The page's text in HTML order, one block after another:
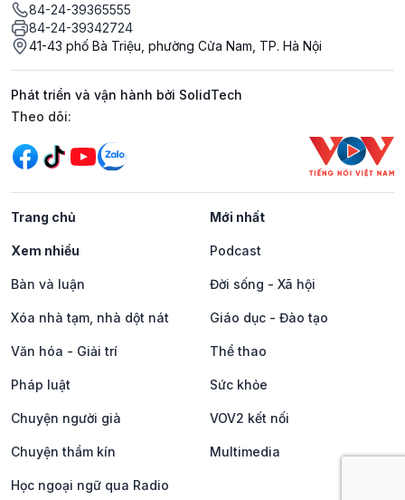
84-24-39365555
84-24-39342724
41-43 phố Bà Triệu, phường Cửa Nam, TP. Hà Nội
Phát triển và vận hành bởi SolidTech
Mạng xã hội
Theo dõi:
Trang chủ Mới nhất
Xem nhiều Podcast
Bàn và luận Đời sống - Xã hội
Xóa nhà tạm, nhà dột nát Giáo dục - Đào tạo
Văn hóa - Giải trí Thể thao
Pháp luật Sức khỏe
Chuyện người già VOV2 kết nối
Chuyện thầm kín Multimedia
Học ngoại ngữ qua Radio